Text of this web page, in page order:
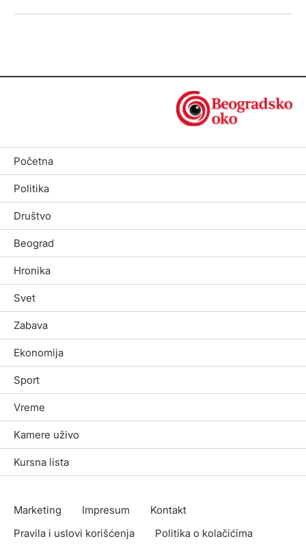
Početna
Politika
Društvo
Beograd
Hronika
Svet
Zabava
Ekonomija
Sport
Vreme
Kamere uživo
Kursna lista
Marketing Impresum
Kontakt
Pravila i uslovi korišćenja
Politika o kolačićima